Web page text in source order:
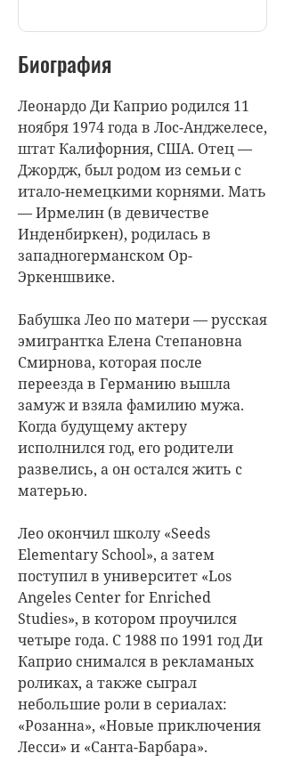
Биография
Леонардо Ди Каприо родился 11
ноября 1974 года в Лос-Анджелесе,
штат Калифорния, США. Отец —
Джордж, был родом из семьи с
итало-немецкими корнями. Мать
— Ирмелин (в девичестве
Инденбиркен), родилась в
западногерманском Ор-
Эркеншвике.
Бабушка Лео по матери — русская
эмигрантка Елена Степановна
Смирнова, которая после
переезда в Германию вышла
замуж и взяла фамилию мужа.
Когда будущему актеру
исполнился год, его родители
развелись, а он остался жить с
матерью.
Лео окончил школу «Seeds
Elementary School», а затем
поступил в университет «Los
Angeles Center for Enriched
Studies», в котором проучился
четыре года. С 1988 по 1991 год Ди
Каприо снимался в рекламаных
роликах, а также сыграл
небольшие роли в сериалах:
«Розанна», «Новые приключения
Лесси» и «Санта-Барбара».